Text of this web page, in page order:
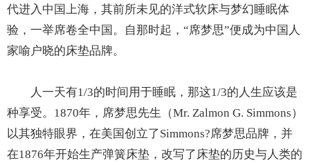
代进入中国上海，其前所未见的洋式软床与梦幻睡眠体
验，一举席卷全中国。自那时起，“席梦思”便成为中国人
家喻户晓的床垫品牌。
人一天有1/3的时间用于睡眠，那这1/3的人生应该是
种享受。1870年，席梦思先生（Mr. Zalmon G. Simmons）
以其独特眼界，在美国创立了Simmons?席梦思品牌，并
在1876年开始生产弹簧床垫，改写了床垫的历史与人类的